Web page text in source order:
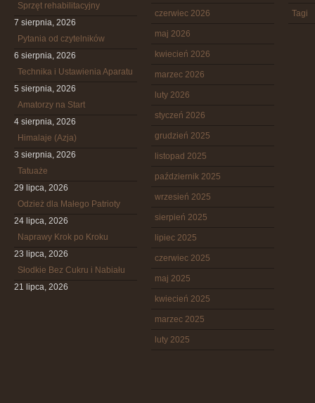
Sprzęt rehabilitacyjny
7 sierpnia, 2026
Pytania od czytelników
6 sierpnia, 2026
Technika i Ustawienia Aparatu
5 sierpnia, 2026
Amatorzy na Start
4 sierpnia, 2026
Himalaje (Azja)
3 sierpnia, 2026
Tatuaże
29 lipca, 2026
Odzież dla Małego Patrioty
24 lipca, 2026
Naprawy Krok po Kroku
23 lipca, 2026
Słodkie Bez Cukru i Nabiału
21 lipca, 2026
czerwiec 2026
maj 2026
kwiecień 2026
marzec 2026
luty 2026
styczeń 2026
grudzień 2025
listopad 2025
październik 2025
wrzesień 2025
sierpień 2025
lipiec 2025
czerwiec 2025
maj 2025
kwiecień 2025
marzec 2025
luty 2025
Tagi